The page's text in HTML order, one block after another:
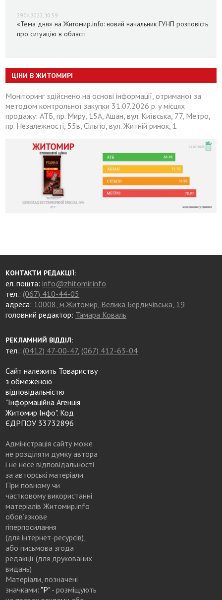
29.04.2022, 10:59
«Тема дня» на Житомир.info: новий начальник ГУНП розповість
про ситуацію в області
ЦІНИ В ЖИТОМИРІ
Моніторинг здійснено на основі інформації, отриманої за
методом контрольної закупки 31.07.2026 р. у місцях
продажу: АТБ, пр. Миру, 15А, Ашан, вул. Київська, 77, Метро,
пр. Незалежності, 55в, Сільпо, вул. Житній ринок, 1
КОНТАКТИ РЕДАКЦІЇ:
ел. пошта:info@zhitomir.info
тел.: (067) 410-44-05
адреса: 10008, м.Житомир, Велика Бердичівська, 19
головний редактор: Тамара Коваль
РЕКЛАМНИЙ ВІДДІЛ:
тел.: (0412) 47-00-47, (067) 412-63-04
Сайт належить Товариству
з обмеженою
відповідальністю
"Інформаційна Агенція
Житомир Інфо". Код
ЄДРПОУ 33732896
Адміністрація сайту може
не розділяти думку автора
і не несе відповідальності
за авторські матеріали.
При повному чи
частковому використанні
матеріалів Житомир.info
обов’язкове
гіперпосилання
(для інтернет-ресурсів),
або письмова згода
редакції (для друкованих
видань)
Матеріали, позначені
значками: "Р"- розміщують